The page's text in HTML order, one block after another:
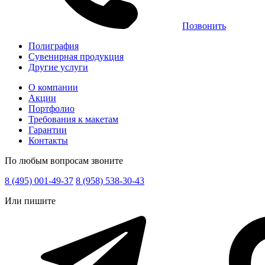
Позвонить
Полиграфия
Сувенирная продукция
Другие услуги
О компании
Акции
Портфолио
Требования к макетам
Гарантии
Контакты
По любым вопросам звоните
8 (495) 001-49-37 8 (958) 538-30-43
Или пишите